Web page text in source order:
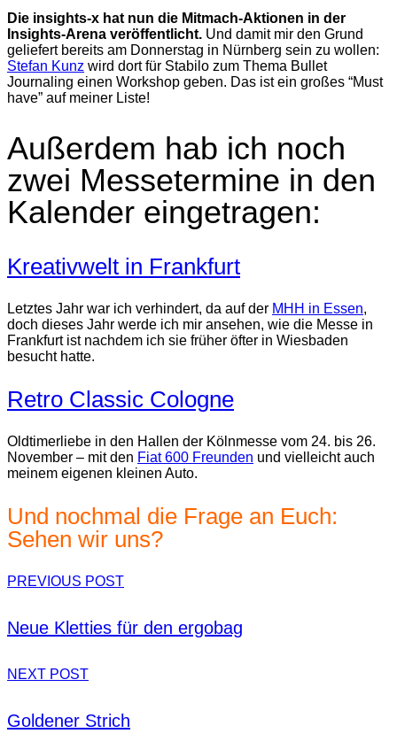
Die insights-x hat nun die Mitmach-Aktionen in der
Insights-Arena veröffentlicht. Und damit mir den Grund
geliefert bereits am Donnerstag in Nürnberg sein zu wollen:
Stefan Kunz wird dort für Stabilo zum Thema Bullet
Journaling einen Workshop geben. Das ist ein großes “Must
have” auf meiner Liste!
Außerdem hab ich noch
zwei Messetermine in den
Kalender eingetragen:
Kreativwelt in Frankfurt
Letztes Jahr war ich verhindert, da auf der MHH in Essen,
doch dieses Jahr werde ich mir ansehen, wie die Messe in
Frankfurt ist nachdem ich sie früher öfter in Wiesbaden
besucht hatte.
Retro Classic Cologne
Oldtimerliebe in den Hallen der Kölnmesse vom 24. bis 26.
November – mit den Fiat 600 Freunden und vielleicht auch
meinem eigenen kleinen Auto.
Und nochmal die Frage an Euch:
Sehen wir uns?
PREVIOUS POST
Neue Kletties für den ergobag
NEXT POST
Goldener Strich